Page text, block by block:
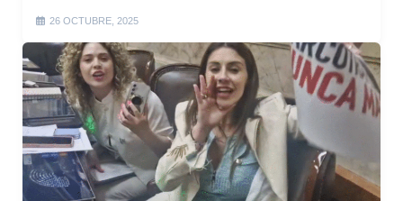
26 OCTUBRE, 2025